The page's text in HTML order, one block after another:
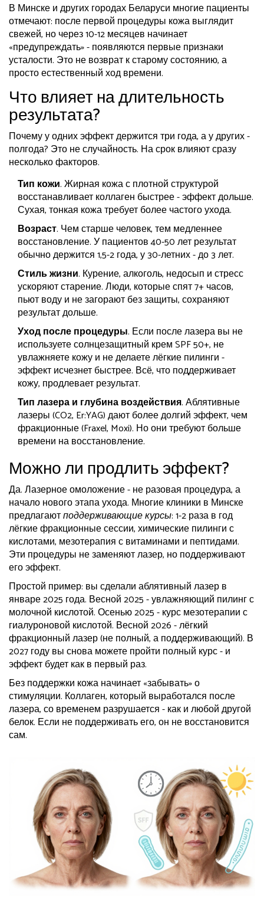
В Минске и других городах Беларуси многие пациенты
отмечают: после первой процедуры кожа выглядит
свежей, но через 10-12 месяцев начинает
«предупреждать» - появляются первые признаки
усталости. Это не возврат к старому состоянию, а
просто естественный ход времени.
Что влияет на длительность
результата?
Почему у одних эффект держится три года, а у других -
полгода? Это не случайность. На срок влияют сразу
несколько факторов.
Тип кожи. Жирная кожа с плотной структурой
восстанавливает коллаген быстрее - эффект дольше.
Сухая, тонкая кожа требует более частого ухода.
Возраст. Чем старше человек, тем медленнее
восстановление. У пациентов 40-50 лет результат
обычно держится 1,5-2 года, у 30-летних - до 3 лет.
Стиль жизни. Курение, алкоголь, недосып и стресс
ускоряют старение. Люди, которые спят 7+ часов,
пьют воду и не загорают без защиты, сохраняют
результат дольше.
Уход после процедуры. Если после лазера вы не
используете солнцезащитный крем SPF 50+, не
увлажняете кожу и не делаете лёгкие пилинги -
эффект исчезнет быстрее. Всё, что поддерживает
кожу, продлевает результат.
Тип лазера и глубина воздействия. Аблятивные
лазеры (CO2, Er:YAG) дают более долгий эффект, чем
фракционные (Fraxel, Moxi). Но они требуют больше
времени на восстановление.
Можно ли продлить эффект?
Да. Лазерное омоложение - не разовая процедура, а
начало нового этапа ухода. Многие клиники в Минске
предлагаютподдерживающие курсы: 1-2 раза в год
лёгкие фракционные сессии, химические пилинги с
кислотами, мезотерапия с витаминами и пептидами.
Эти процедуры не заменяют лазер, но поддерживают
его эффект.
Простой пример: вы сделали аблятивный лазер в
январе 2025 года. Весной 2025 - увлажняющий пилинг с
молочной кислотой. Осенью 2025 - курс мезотерапии с
гиалуроновой кислотой. Весной 2026 - лёгкий
фракционный лазер (не полный, а поддерживающий). В
2027 году вы снова можете пройти полный курс - и
эффект будет как в первый раз.
Без поддержки кожа начинает «забывать» о
стимуляции. Коллаген, который выработался после
лазера, со временем разрушается - как и любой другой
белок. Если не поддерживать его, он не восстановится
сам.